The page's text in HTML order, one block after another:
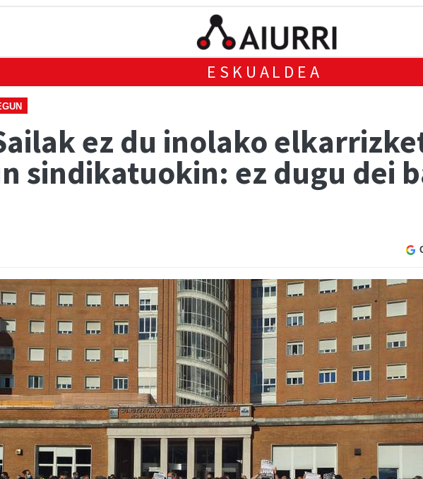
ESKUALDEA
ez du inolako
sindikatuokin: ez dugu dei